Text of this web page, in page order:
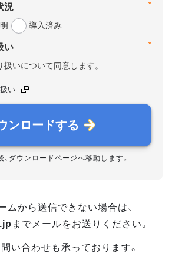
*
況
導入済み
*
い
いについて同意します。
い
ンロードする
ダウンロードページへ移動します。
ムから送信できない場合は、
までメールをお送りください。
い合わせも承っております。